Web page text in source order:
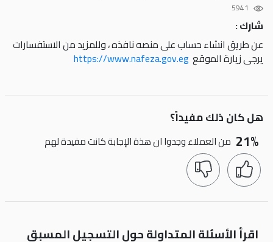
5941
شارك :
عن طريق انشاء حساب على منصه نافذه ، وللمزيد من الاستفسارات
يرجى زيارة الموقع https://www.nafeza.gov.eg
هل كان ذلك مفيداً؟
21% من العملاء وجدوا ان هذة الإجابة كانت مفيدة لهم
اقرأ الأسئلة المتداولة حول التسجيل المسبق